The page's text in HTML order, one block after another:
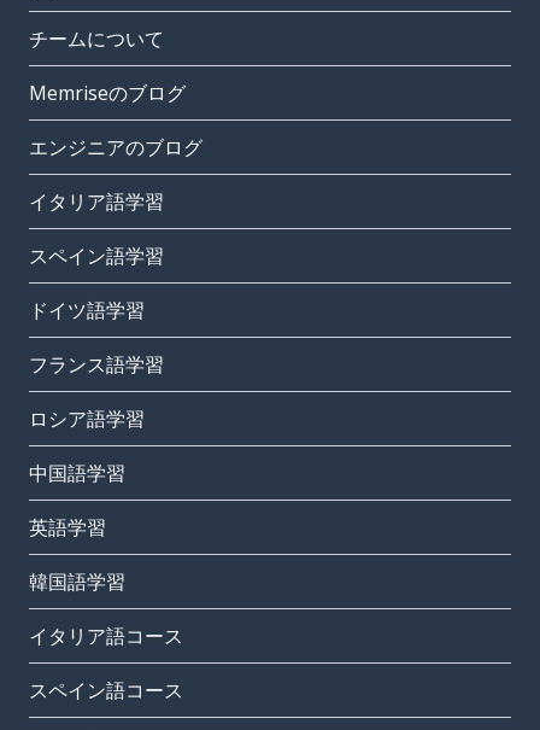
チームについて
Memriseのブログ
エンジニアのブログ
イタリア語学習
スペイン語学習
ドイツ語学習
フランス語学習
ロシア語学習
中国語学習
英語学習
韓国語学習
イタリア語コース
スペイン語コース